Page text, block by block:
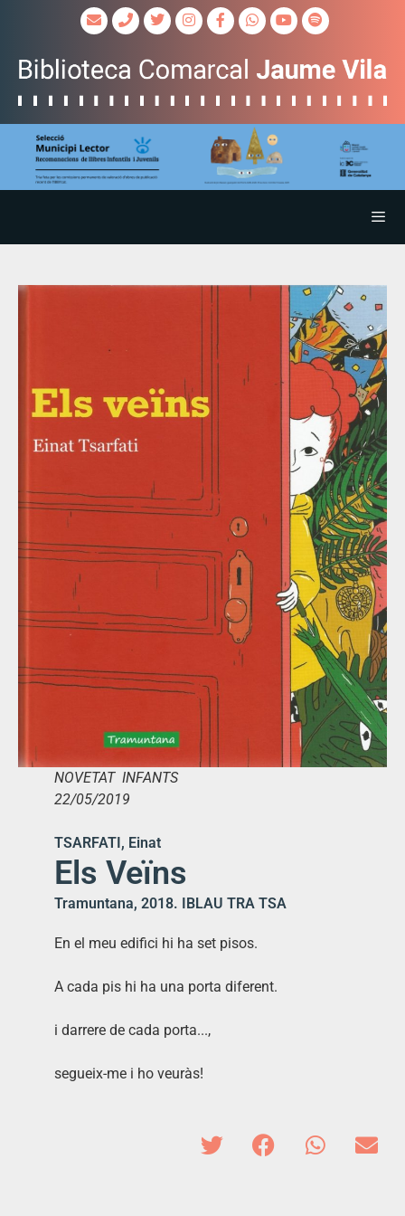
NOVETAT INFANTS
22/05/2019
TSARFATI, Einat
Els Veïns
Tramuntana, 2018. IBLAU TRA TSA
En el meu edifici hi ha set pisos.
A cada pis hi ha una porta diferent.
i darrere de cada porta...,
segueix-me i ho veuràs!